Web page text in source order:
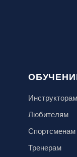
Инструкторам
Любителям
Спортсменам
Тренерам